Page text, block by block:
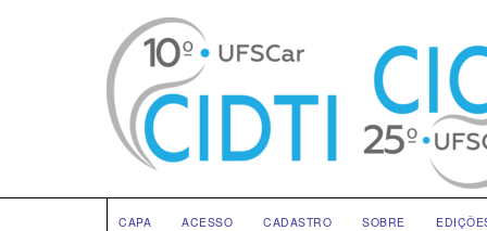
CAPA ACESSO CADASTRO SOBRE